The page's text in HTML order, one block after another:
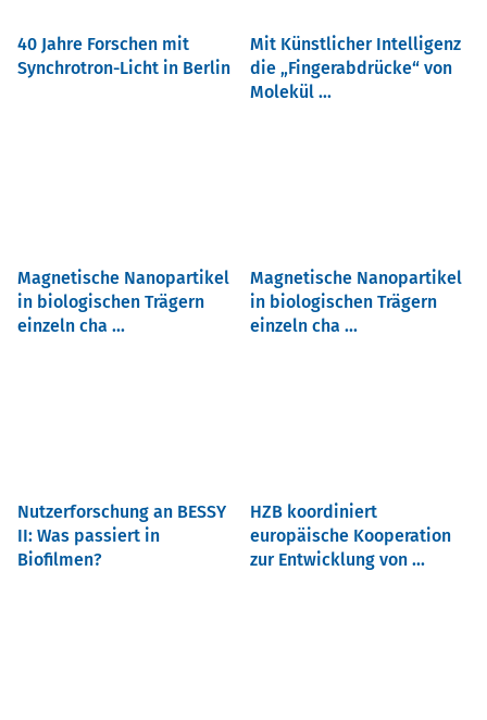
40 Jahre Forschen mit
Synchrotron-Licht in Berlin
Mit Künstlicher Intelligenz
die „Fingerabdrücke“ von
Molekül ...
Magnetische Nanopartikel
in biologischen Trägern
einzeln cha ...
Magnetische Nanopartikel
in biologischen Trägern
einzeln cha ...
Nutzerforschung an BESSY
II: Was passiert in
Biofilmen?
HZB koordiniert
europäische Kooperation
zur Entwicklung von ...